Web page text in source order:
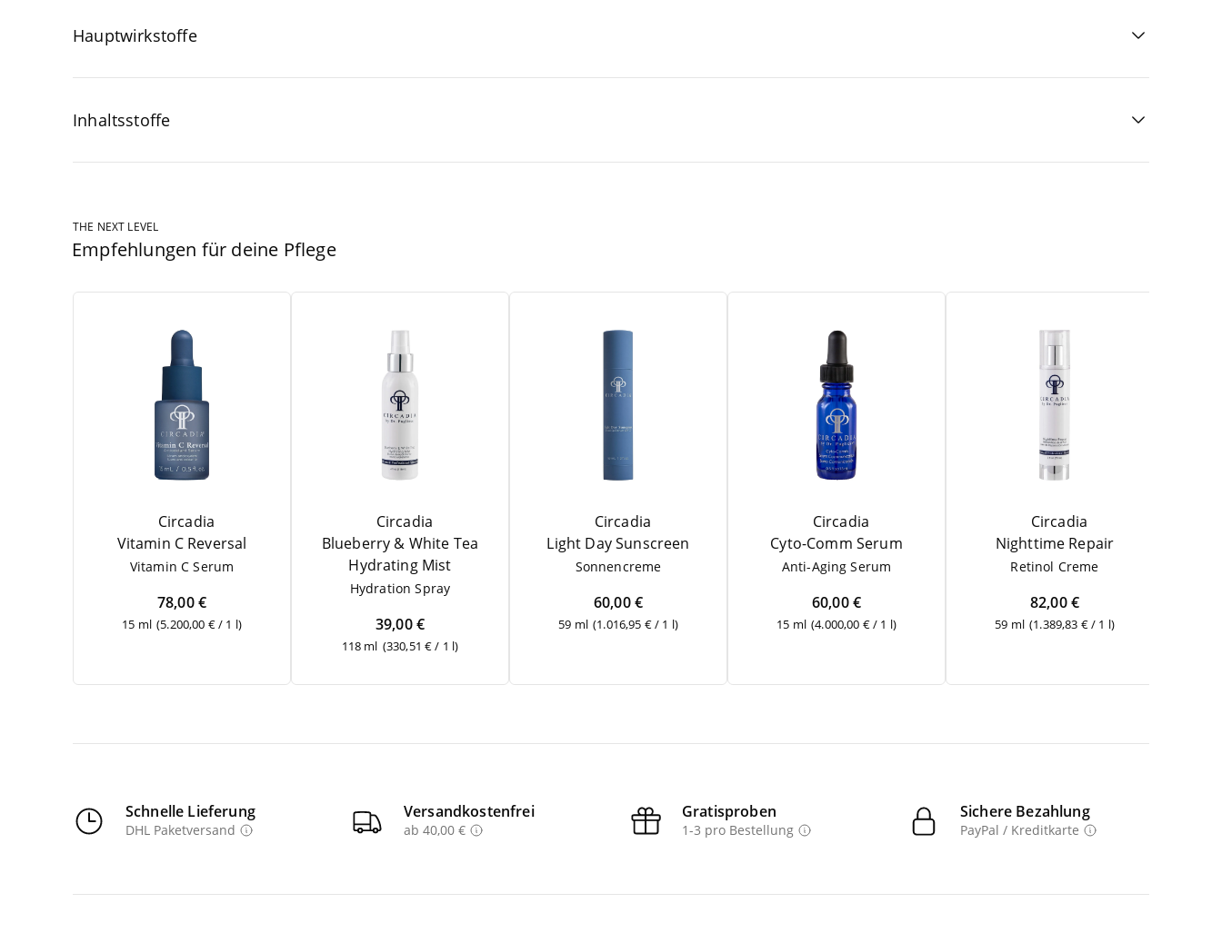
Hauptwirkstoffe
Inhaltsstoffe
THE NEXT LEVEL
Empfehlungen für deine Pflege
Circadia
Vit­amin C Reversal
Vit­amin C Serum
78,00 €
15 ml (5.200,00 € / 1 l)
Circadia
Blueber­ry & White Tea
Hydrating Mist
Hydra­ti­on Spray
39,00 €
118 ml (330,51 € / 1 l)
Circadia
Light Day Sunscreen
Son­nen­creme
60,00 €
59 ml (1.016,95 € / 1 l)
Circadia
Cyto-Comm Serum
Anti-Aging Serum
60,00 €
15 ml (4.000,00 € / 1 l)
Circadia
Night­ti­me Repair
Reti­nol Creme
82,00 €
59 ml (1.389,83 € / 1 l)
Schnelle Lieferung
DHL Paketversand
Versandkostenfrei
ab 40,00 €
Gratisproben
1-3 pro Bestellung
Sichere Bezahlung
PayPal / Kreditkarte